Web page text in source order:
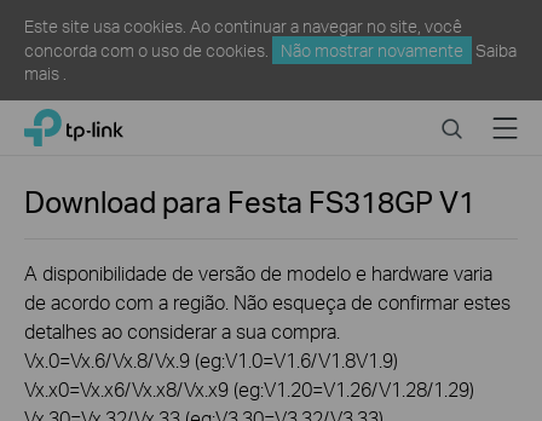
Este site usa cookies. Ao continuar a navegar no site, você
concorda com o uso de cookies.
Não mostrar novamente
Saiba
mais
Click
navigation
TP-Link, Reliably Smart SearchMenu
Download para Festa FS318GPV1
A disponibilidade de versão de modelo e hardware varia
de acordo com a região. Não esqueça de confirmar estes
detalhes ao considerar a sua compra.
Vx.0=Vx.6/Vx.8/Vx.9 (eg:V1.0=V1.6/V1.8V1.9)
Vx.x0=Vx.x6/Vx.x8/Vx.x9 (eg:V1.20=V1.26/V1.28/1.29)